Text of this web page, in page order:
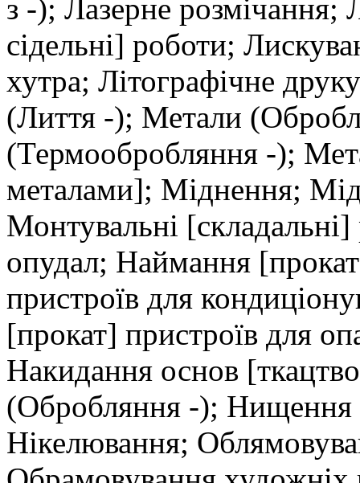
з -); Лазерне
сідельні] роботи;
хутра; Літографічне
(Лиття -); Метали
(Термообробляння -);
металами]; Міднення;
Монтувальні
опудал; Наймання
пристроїв для
[прокат] пристроїв для
Накидання основ
(Обробляння -); Нищення
Нікелювання;